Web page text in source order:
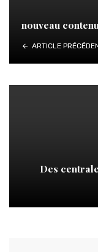
nouveau contenu
ARTICLE
Des